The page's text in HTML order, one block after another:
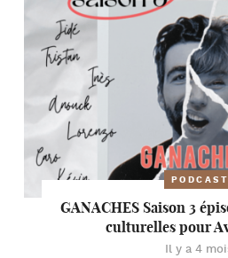
PODCAST
GANACHES Saison 3
culturelles pour
Il y a 4